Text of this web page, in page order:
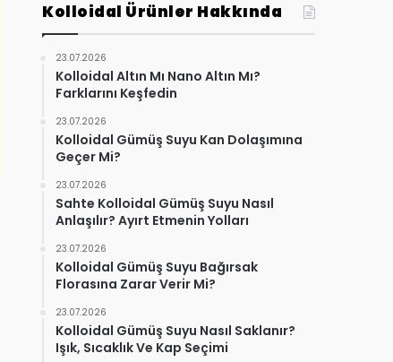
Kolloidal Ürünler Hakkında
23.07.2026
Kolloidal Altın Mı Nano Altın Mı?
Farklarını Keşfedin
23.07.2026
Kolloidal Gümüş Suyu Kan Dolaşımına
Geçer Mi?
23.07.2026
Sahte Kolloidal Gümüş Suyu Nasıl
Anlaşılır? Ayırt Etmenin Yolları
23.07.2026
Kolloidal Gümüş Suyu Bağırsak
Florasına Zarar Verir Mi?
23.07.2026
Kolloidal Gümüş Suyu Nasıl Saklanır?
Işık, Sıcaklık Ve Kap Seçimi